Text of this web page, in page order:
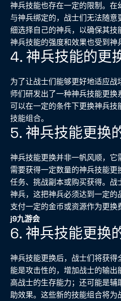
神兵技能也存在一定的限制。
与神兵绑定的，战士们无法随
细选择自己的神兵，以确保其技
神兵技能的强度和效果也受到神
4. 神兵技能的更
为了让战士们能够更好地适应
师们研发出了一种神兵技能更
可以在一定的条件下更换神兵
技能组合。
5. 神兵技能更换
神兵技能更换并非一帆风顺，
需要获得一定数量的神兵技能
任务、挑战副本或购买获得。
神兵，这把神兵必须达到一定
支付一定的金币或资源作为更换
j9九游会
6. 神兵技能更换
神兵技能更换后，战士们将获
能是攻击性的，增加战士的输
高战士的生存能力；还可能是
助效果。这些新的技能组合将